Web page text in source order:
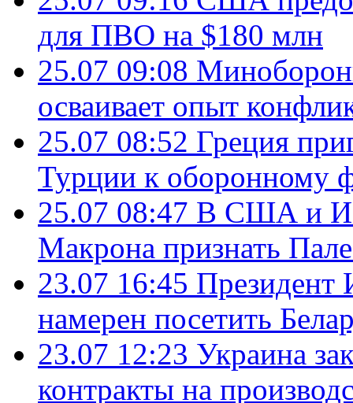
для ПВО на $180 млн
25.07 09:08
осваивает опыт
25.07 08:52 Греция
Турции к оборонному
25.07 08:47 В США и
Макрона признать
23.07 16:45 Президент
намерен посетить
23.07 12:23 Украина
контракты на